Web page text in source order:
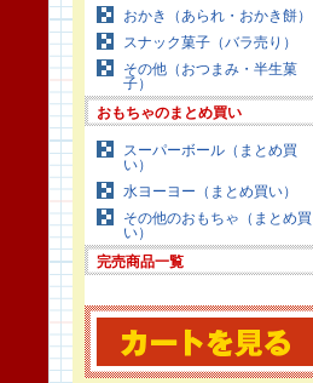
おかき（あられ・おかき餅）
スナック菓子（バラ売り）
その他（おつまみ・半生菓
子）
おもちゃのまとめ買い
スーパーボール（まとめ買
い）
水ヨーヨー（まとめ買い）
その他のおもちゃ（まとめ買
い）
完売商品一覧